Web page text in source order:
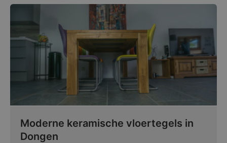
Moderne keramische vloertegels in
Dongen